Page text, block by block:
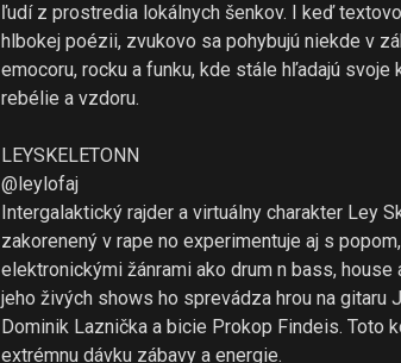
ľudí z prostredia lokálnych šenkov. I keď
hlbokej poézii, zvukovo sa pohybujú niekde v
emocoru, rocku a funku, kde stále hľadajú svoje
rebélie a vzdoru.
LEYSKELETONN
@leylofaj
Intergalaktický rajder a virtuálny charakter Ley
zakorenený v rape no experimentuje aj s
elektronickými žánrami ako drum n bass, house
jeho živých shows ho sprevádza hrou na gitaru
Dominik Laznička a bicie Prokop Findeis. Toto
extrémnu dávku zábavy a energie.